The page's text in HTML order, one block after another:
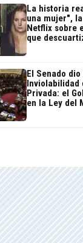
La historia
una mujer",
Netflix sobre
que
El Senado
Inviolabilidad
Privada: el
en la Ley del